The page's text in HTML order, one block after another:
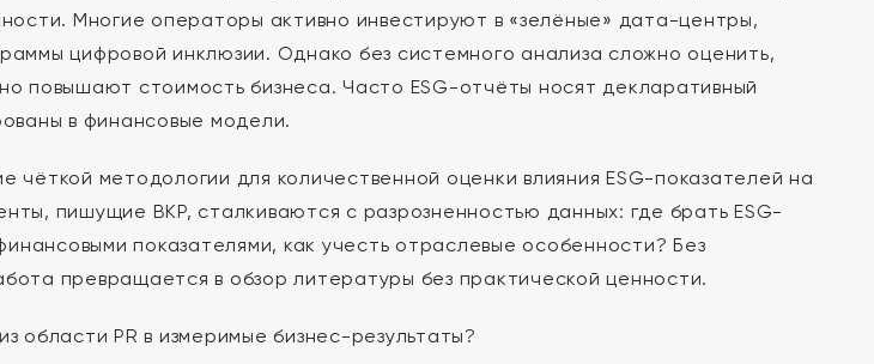
Многие операторы активно инвестируют в «зелёные» дата-центры,
цифровой инклюзии. Однако без системного анализа сложно оценить,
повышают стоимость бизнеса. Часто ESG-отчёты носят декларативный
в финансовые модели.
методологии для количественной оценки влияния ESG-показателей на
пишущие ВКР, сталкиваются с разрозненностью данных: где брать ESG-
показателями, как учесть отраслевые особенности? Без
превращается в обзор литературы без практической ценности.
области PR в измеримые бизнес-результаты?